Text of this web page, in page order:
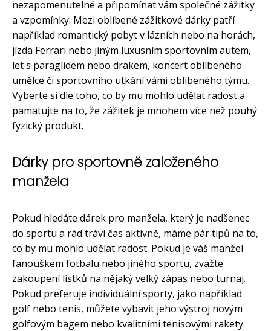
nezapomenutelné a připomínat vám společné zážitky
a vzpomínky. Mezi oblíbené zážitkové dárky patří
například romantický pobyt v lázních nebo na horách,
jízda Ferrari nebo jiným luxusním sportovním autem,
let s paraglidem nebo drakem, koncert oblíbeného
umělce či sportovního utkání vámi oblíbeného týmu.
Vyberte si dle toho, co by mu mohlo udělat radost a
pamatujte na to, že zážitek je mnohem více než pouhý
fyzický produkt.
Dárky pro sportovně založeného
manžela
Pokud hledáte dárek pro manžela, který je nadšenec
do sportu a rád tráví čas aktivně, máme pár tipů na to,
co by mu mohlo udělat radost. Pokud je váš manžel
fanouškem fotbalu nebo jiného sportu, zvažte
zakoupení lístků na nějaký velký zápas nebo turnaj.
Pokud preferuje individuální sporty, jako například
golf nebo tenis, můžete vybavit jeho výstroj novým
golfovým bagem nebo kvalitními tenisovými rakety.